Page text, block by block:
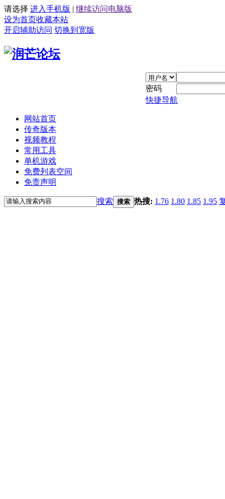
请选择 进入手机版 | 继续访问电脑版
设为首页收藏本站
开启辅助访问 切换到宽版
密码
快捷导航
网站首页
传奇版本
视频教程
常用工具
单机游戏
免费列表空间
免责声明
搜索 搜索 热搜: 1.76 1.80 1.85 1.95